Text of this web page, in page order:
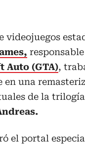
videojuegos
Auto (GTA),
en una
de la
el portal